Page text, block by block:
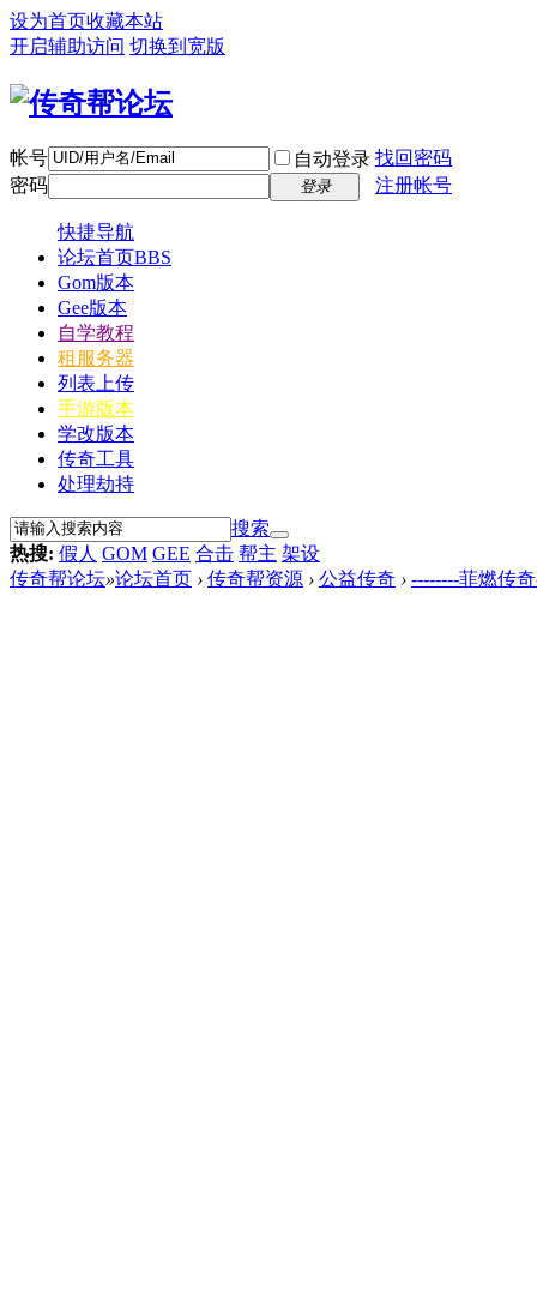
设为首页收藏本站
开启辅助访问 切换到宽版
帐号 自动登录 找回密码
密码
登录 注册帐号
快捷导航
论坛首页BBS
Gom版本
Gee版本
自学教程
租服务器
列表上传
手游版本
学改版本
传奇工具
处理劫持
搜索
热搜: 假人 GOM GEE 合击 帮主 架设
传奇帮论坛»论坛首页 › 传奇帮资源 › 公益传奇 › --------菲燃传奇